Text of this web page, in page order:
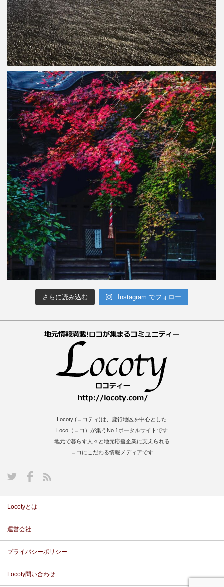
さらに読み込む Instagram でフォロー
Locoty (ロコティ)は、鹿行地区を中心とした
Loco（ロコ）が集うNo.1ポータルサイトです
地元で暮らす人々と地元応援企業に支えられる
ロコにこだわる情報メディアです
Locotyとは
運営会社
プライバシーポリシー
Locoty問い合わせ